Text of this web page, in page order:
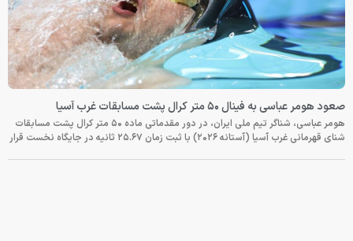
صعود هومر عباسی به فینال ۵۰ متر کرال پشت مسابقات غرب آسیا
هومر عباسی، شناگر تیم ملی ایران، در دور مقدماتی ماده ۵۰ متر کرال پشت مسابقات
شنای قهرمانی غرب آسیا (آستانه ۲۰۲۶) با ثبت زمان ۲۵.۶۷ ثانیه در جایگاه نخست قرار